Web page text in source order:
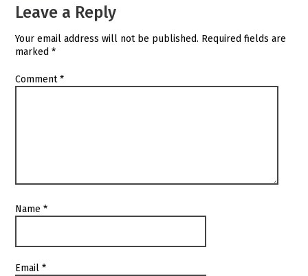
Leave a Reply
Your email address will not be published. Required fields are
marked*
Comment*
Name*
Email*